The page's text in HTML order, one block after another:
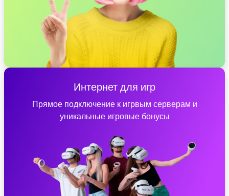
Интернет для игр
Прямое подключение к игрвым серверам и
уникальные игровые бонусы